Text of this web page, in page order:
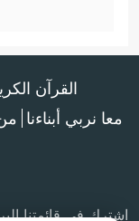
القرآن
معا نربي أبناءنا
اشترك في قائمتنا